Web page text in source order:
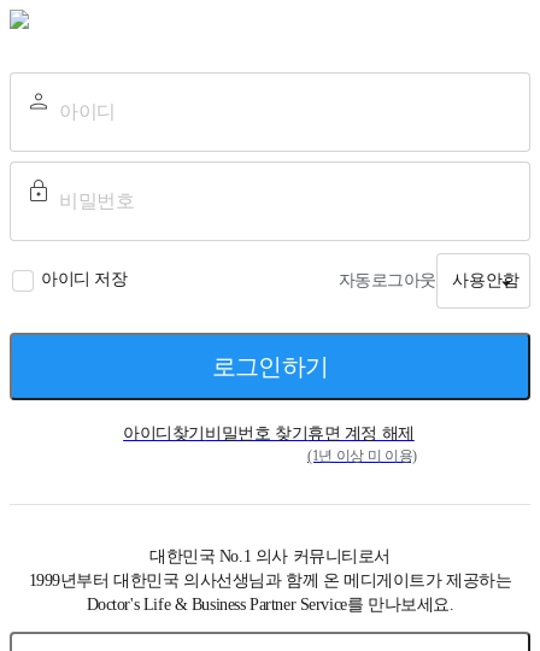
아이디 저장 자동로그아웃 사용안함
로그인하기
아이디찾기 비밀번호 찾기 휴면 계정 해제
(1년 이상 미 이용)
대한민국 No.1 의사 커뮤니티로서
1999년부터 대한민국 의사선생님과 함께 온 메디게이트가 제공하는
Doctor's Life & Business Partner Service를 만나보세요.